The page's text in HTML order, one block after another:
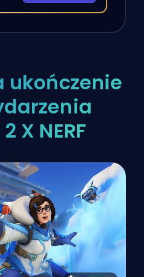
ukończenie
X NERF